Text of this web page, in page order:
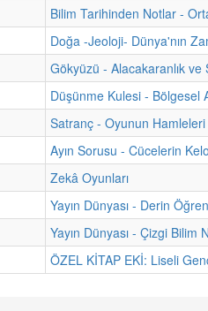
Bilim Tarihinden Notlar -
Doğa -Jeoloji- Dünya'nın
Gökyüzü - Alacakaranlık ve
Düşünme Kulesi - Bölgesel
Satranç - Oyunun
Ayın Sorusu - Cücelerin
Zekâ Oyunları
Yayın Dünyası - Derin
Yayın Dünyası - Çizgi Bilim
ÖZEL KİTAP EKİ: Liseli